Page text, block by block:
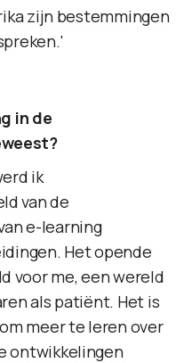
zijn bestemmingen
in de
ik
van de
e-learning
Het opende
voor me, een wereld
als patiënt. Het is
meer te leren over
ontwikkelingen